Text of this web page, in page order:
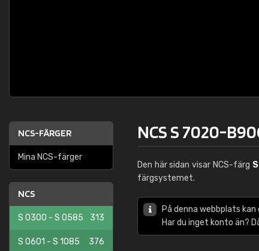
NCS-FÄRGER
Mina NCS-färger
NCS
S 0300 - S 0585 313
S 0601 - S 1085 376
NCS S 7020-
Den här sidan visar NCS-färg
färgsystemet.
På denna webbplats
Har du inget konto än?